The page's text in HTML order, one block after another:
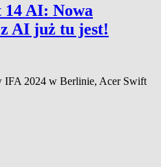
14 AI: Nowa
AI już tu jest!
IFA 2024 w Berlinie, Acer Swift